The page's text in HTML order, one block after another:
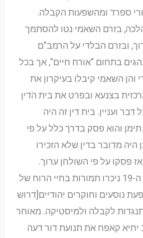
ספרד ומהשפעות הקבלה.
בזרם השאמי נטו להסתמך
ובזרם הבלדי על הרמב"ם
בתחום "אורח חיים", אך בכל
והן השאמי קיבלו בעיקרון את
בצנעא ובפרט את בית הדין
ועניין. בית דין זה היה
והוא פסק בדרך כלל על פי
מדובר בדין שלא הזכירו
פסקו על פי השולחן ערוך.
לקראת סוף המאה ה-19 ניכרו תמורות בחיי הרוח של
נוסעים וחוקרים יהודיים[דרוש
לקבלה ולמיסטיקה. מאוחר
יחיא קאפח את תנועת דור דעה